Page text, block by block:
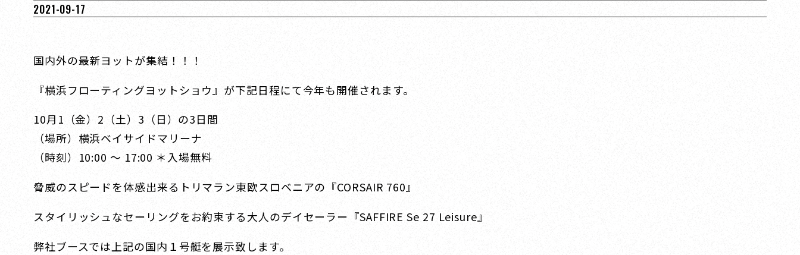
2021-09-17
国内外の最新ヨットが集結！！！
『横浜フローティングヨットショウ』が下記日程にて今年も開催されます。
10月1（金）2（土）3（日）の3日間
（場所）横浜ベイサイドマリーナ
（時刻）10:00 ～ 17:00 ＊入場無料
脅威のスピードを体感出来るトリマラン東欧スロベニアの『CORSAIR 760』
スタイリッシュなセーリングをお約束する大人のデイセーラー『SAFFIRE Se 27 Leisure』
弊社ブースでは上記の国内１号艇を展示致します。